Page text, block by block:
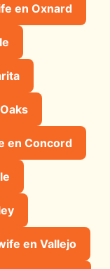
en Oxnard
en Concord
en Vallejo